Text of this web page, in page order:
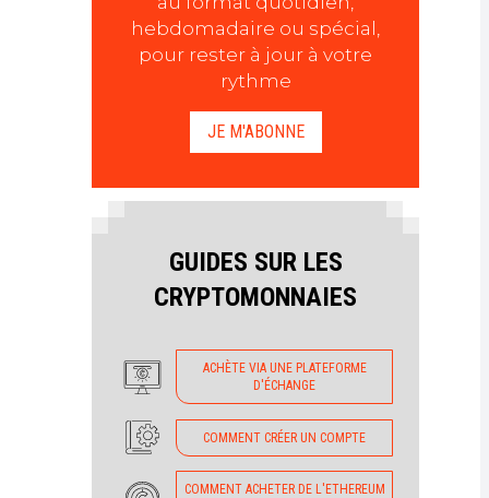
hebdomadaire ou spécial,
pour rester à jour à votre
rythme
JE M'ABONNE
GUIDES SUR LES
CRYPTOMONNAIES
ACHÈTE VIA UNE PLATEFORME
D'ÉCHANGE
COMMENT CRÉER UN COMPTE
COMMENT ACHETER DE L'ETHEREUM